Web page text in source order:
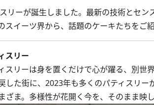
リーが誕生しました。最新の技術とセ
イーツ界から、話題のケーキたちをご紹
スリー
リーは身を置くだけで心が躍る、別世
た街に、2023年も多くのパティスリ
ざま。多様性が花開く今を、そのまま映